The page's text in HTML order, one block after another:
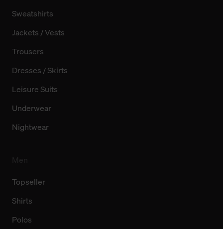
Sweatshirts
Jackets / Vests
Trousers
Dresses / Skirts
Leisure Suits
Underwear
Nightwear
Topseller
Shirts
Polos